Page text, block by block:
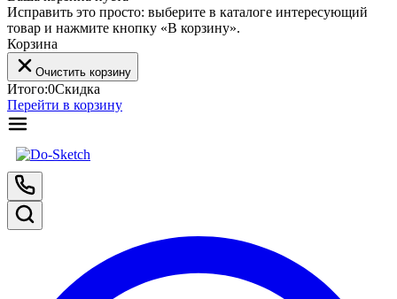
Исправить это просто: выберите в каталоге интересующий
товар и нажмите кнопку «В корзину».
Корзина
Очистить корзину
Итого:0Скидка
Перейти в корзину